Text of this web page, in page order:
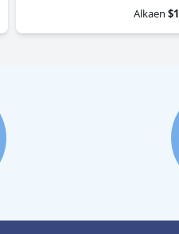
Alkaen